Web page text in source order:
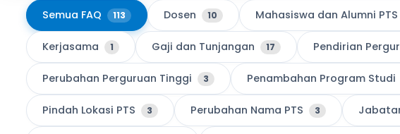
Semua FAQ 113 Dosen 10 Mahasiswa dan Alumni PTS
Kerjasama 1 Gaji dan Tunjangan 17 Pendirian
Perubahan Perguruan Tinggi 3 Penambahan Program Studi
Pindah Lokasi PTS 3 Perubahan Nama PTS 3